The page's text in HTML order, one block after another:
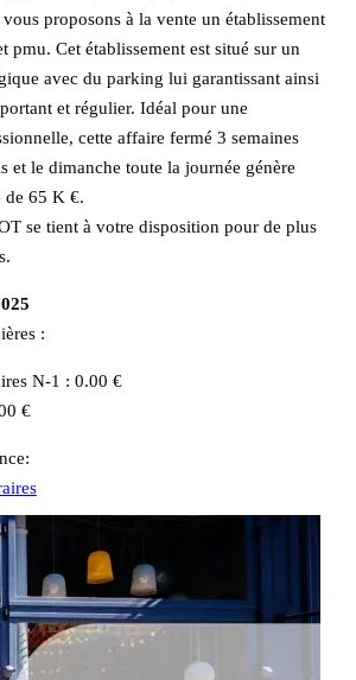
proposons à la vente un établissement
pmu. Cet établissement est situé sur un
avec du parking lui garantissant ainsi
et régulier. Idéal pour une
cette affaire fermé 3 semaines
et le dimanche toute la journée génère
de 65 K €.
se tient à votre disposition pour de plus
:
N-1 : 0.00 €
€